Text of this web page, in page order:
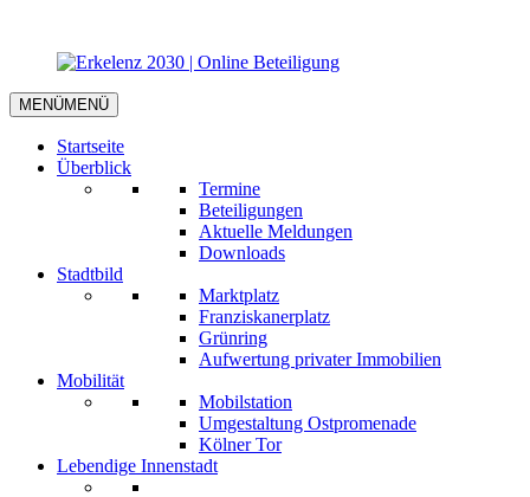
MENÜMENÜ
Startseite
Überblick
Termine
Beteiligungen
Aktuelle Meldungen
Downloads
Stadtbild
Marktplatz
Franziskanerplatz
Grünring
Aufwertung privater Immobilien
Mobilität
Mobilstation
Umgestaltung Ostpromenade
Kölner Tor
Lebendige Innenstadt